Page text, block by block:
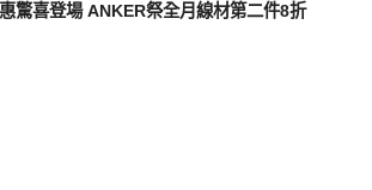
驚喜登場 ANKER祭全月線材第二件8折